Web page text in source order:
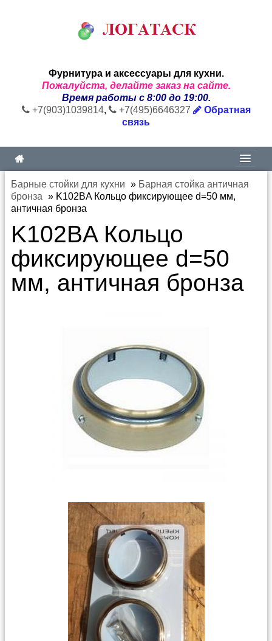
Фурнитура и аксессуары для кухни.
Пожалуйста, делайте заказ на сайте.
Время работы с 8:00 до 19:00.
+7(903)1039814, +7(495)6646327
Обратная
связь
Барные стойки для кухни » Барная стойка античная
бронза » K102BA Кольцо фиксирующее d=50 мм,
античная бронза
K102BA Кольцо
фиксирующее d=50
мм, античная бронза